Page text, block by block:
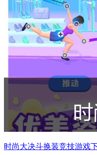
时尚大决斗换装竞技游戏